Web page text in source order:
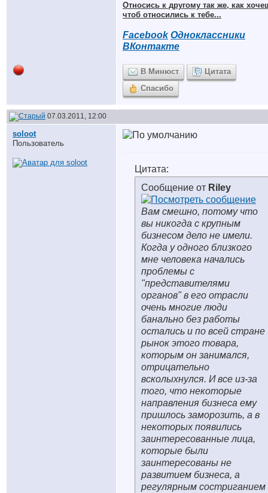
Относись к другому так же, как
чтоб относились к тебе...
Facebook Одноклассники
ВКонтакте
В Минюст
Цитата
Спасибо
07.03.2011, 12:00
soloot
Пользователь
Цитата:
Сообщение от Riley
Вам смешно, потому что
вы никогда с крупным
бизнесом дело не имели.
Когда у одного близкого
мне человека начались
проблемы с
"представителями
органов" в его отрасли
очень многие люди
банально без работы
остались и по всей стране
рынок этого товара,
которым он занимался,
отрицательно
всколыхнулся. И все из-за
того, что некоторые
направления бизнеса ему
пришлось заморозить, а в
некоторых появились
заинтересованные лица,
которые были
заинтересованы не
развитием бизнеса, а
регулярным состриганием